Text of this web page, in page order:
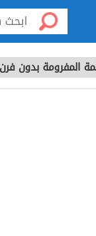
المفرومة بدون فرن